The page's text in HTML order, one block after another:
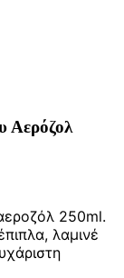
Αερόζολ
250ml.
λαμινέ